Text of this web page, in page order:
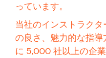
っています。
当社のインストラク
の良さ、魅力的な指
に 5,000 社以上の企